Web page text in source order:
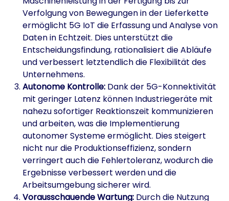
Verfolgung von Bewegungen in der Lieferkette
ermöglicht 5G IoT die Erfassung und Analyse von
Daten in Echtzeit. Dies unterstützt die
Entscheidungsfindung, rationalisiert die Abläufe
und verbessert letztendlich die Flexibilität des
Unternehmens.
Autonome Kontrolle: Dank der 5G-Konnektivität
mit geringer Latenz können Industriegeräte mit
nahezu sofortiger Reaktionszeit kommunizieren
und arbeiten, was die Implementierung
autonomer Systeme ermöglicht. Dies steigert
nicht nur die Produktionseffizienz, sondern
verringert auch die Fehlertoleranz, wodurch die
Ergebnisse verbessert werden und die
Arbeitsumgebung sicherer wird.
Vorausschauende Wartung: Durch die Nutzung